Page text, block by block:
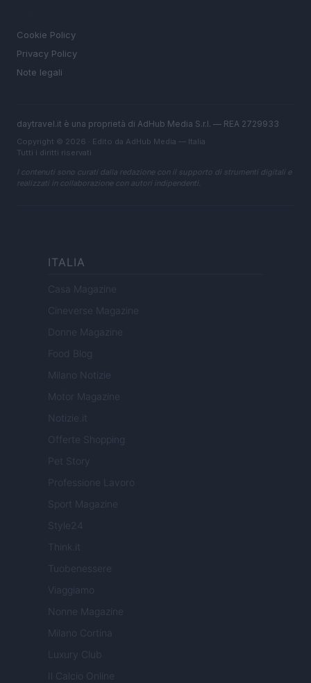
Cookie Policy
Privacy Policy
Note legali
daytravel.it è una proprietà di AdHub Media S.r.l. — REA 2729933
Copyright © 2026 · Edito da AdHub Media — Italia
Tutti i diritti riservati
I contenuti sono curati dalla redazione con il supporto di strumenti digitali e
realizzati in collaborazione con autori indipendenti.
ITALIA
Casa Magazine
Cineverse Magazine
Donne Magazine
Food Blog
Milano Notizie
Motor Magazine
Notizie.it
Offerte Shopping
Pet Story
Professione Lavoro
Sport Magazine
Style24
Think.it
Tuobenessere
Viaggiamo
Nonne Magazine
Milano Cortina
Luxury Club
Il Calcio Online